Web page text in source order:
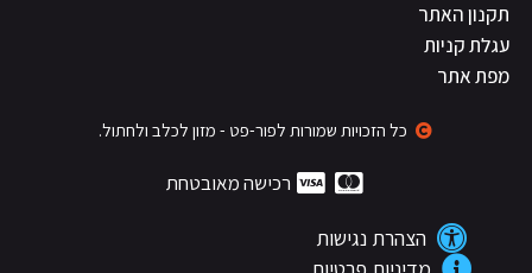
תקנון האתר
עגלת קניות
מפת אתר
כל הזכויות שמורות לפור-פט - מזון לכלב ולחתול.
רכישה מאובטחת
הצהרת נגישות